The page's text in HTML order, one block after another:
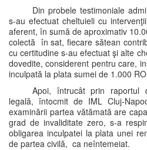
Din probele testimoniale
s-au efectuat cheltuieli cu
aferent, în sumă de aproximativ
colectă în sat, fiecare sătean
cu certitudine s-au efectuat şi alte
dovedite, considerent pentru care,
inculpată la plata sumei de 1.000
Apoi, întrucât prin raportul
legală, întocmit de IML Cluj-
examinării partea vătămată are
grad de invaliditate zero, s-a
obligarea inculpatei la plata unei
de partea civilă, ca neîntemeiat.